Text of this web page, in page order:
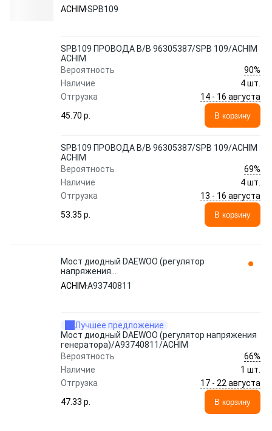
ACHIM SPB109
SPB109 ПРОВОДА В/В 96305387/SPB 109/ACHIM
ACHIM
Вероятность
90%
Наличие
4 шт.
Отгрузка
14 - 16 августа
45.70 p.
В корзину
SPB109 ПРОВОДА В/В 96305387/SPB 109/ACHIM
ACHIM
Вероятность
69%
Наличие
4 шт.
Отгрузка
13 - 16 августа
53.35 p.
В корзину
Мост диодный DAEWOO (регулятор
напряжения
генератора)/A93740811/ACHIM
ACHIM A93740811
Лучшее предложение
Мост диодный DAEWOO (регулятор напряжения
генератора)/A93740811/ACHIM
Вероятность
66%
Наличие
1 шт.
Отгрузка
17 - 22 августа
47.33 p.
В корзину